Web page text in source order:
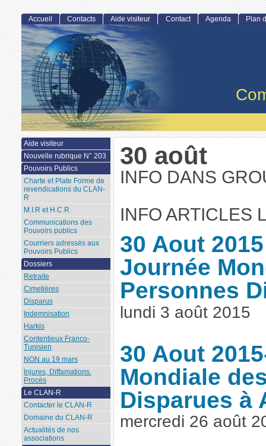
30 août
INFO DANS
INFO ARTICLES
30 Aout
Journée
Personnes
lundi 3 août 2015
30 Aout
Mondiale
Disparues à
mercredi 26 août
Accueil Contacts Aide visiteur Contact Agenda Plan
Aide visiteur
Nouvelle rubrique N° 203
Pouvoirs Publics
Charte et Plate Forme de
revendications du CLAN-
R
M.I.R et H.C.R
Communications des
Pouvoirs publics
Courriers adressés aux
Pouvoirs Publics
Dossiers
Retraite
Cimetières
Disparus
Indemnisation
Harkis
Contentieux Franco-
Tunisien
NON au 19 mars
Injures, Diffamations.
Procès
Le CLAN-R
Contacter le CLAN-R
Domaine du CLAN-R
Actualités de nos
associations